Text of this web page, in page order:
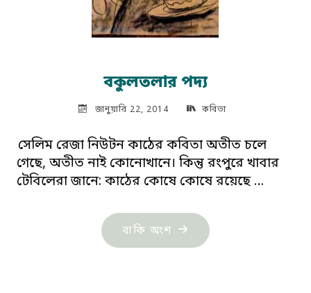
বকুলতলার পদ্য
জানুয়ারি 22, 2014 কবিতা
সেলিম রেজা নিউটন কাঠের কবিতা অতীত চলে
গেছে, অতীত নাই কোনোখানে। কিন্তু রংপুরে খাবার
টেবিলেরা জানে: কাঠের কোষে কোষে রয়েছে …
বাকি অংশ "বকুলতলার
পদ্য"